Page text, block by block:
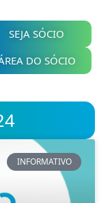
SEJA SÓCIO
DO SÓCIO
INFORMATIVO